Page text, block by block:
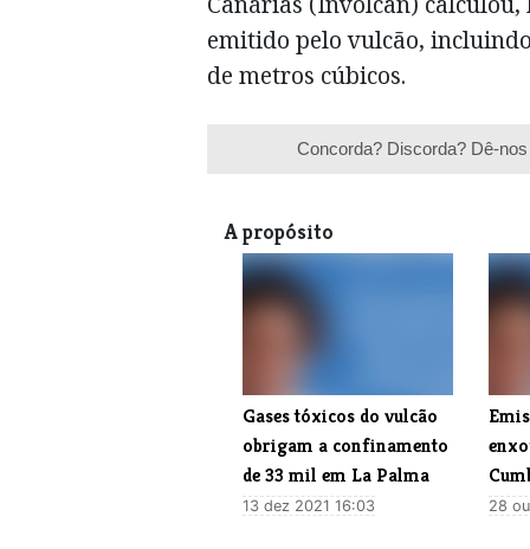
emitido pelo vulcão,
de metros cúbicos.
Concorda? Discorda? Dê-
A propósito
Gases tóxicos do vulcão
obrigam a confinamento
de 33 mil em La Palma
13 dez 2021 16:03 28